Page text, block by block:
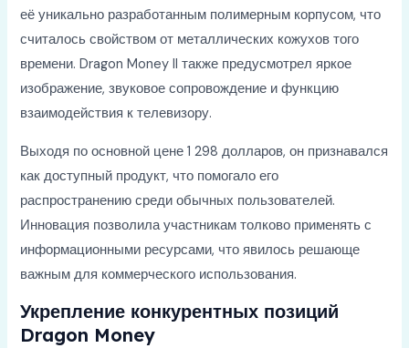
её уникально разработанным полимерным корпусом, что
считалось свойством от металлических кожухов того
времени. Dragon Money II также предусмотрел яркое
изображение, звуковое сопровождение и функцию
взаимодействия к телевизору.
Выходя по основной цене 1 298 долларов, он признавался
как доступный продукт, что помогало его
распространению среди обычных пользователей.
Инновация позволила участникам толково применять с
информационными ресурсами, что явилось решающе
важным для коммерческого использования.
Укрепление конкурентных позиций
Dragon Money